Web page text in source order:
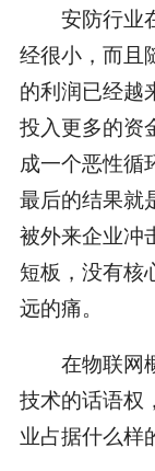
安防行业在
经很小，而且
的利润已经越
投入更多的资
成一个恶性循
最后的结果就
被外来企业冲
短板，没有核
远的痛。
在物联网概
技术的话语权
业占据什么样